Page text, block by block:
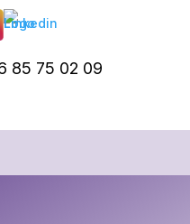
85 75 02 09